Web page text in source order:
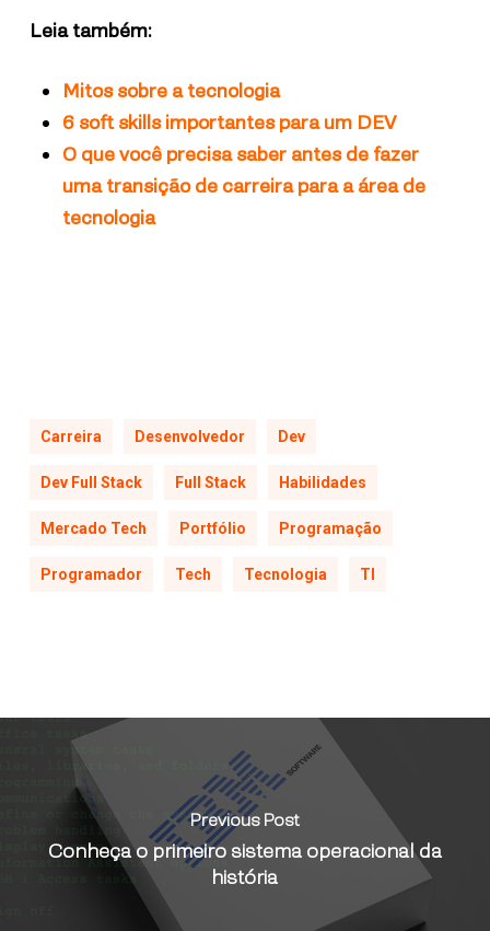
Leia também:
Mitos sobre a tecnologia
6 soft skills importantes para um DEV
O que você precisa saber antes de fazer
uma transição de carreira para a área de
tecnologia
Carreira Desenvolvedor Dev
Dev Full Stack Full Stack Habilidades
Mercado Tech Portfólio Programação
Programador Tech Tecnologia TI
Previous Post
Conheça o primeiro sistema operacional da
história